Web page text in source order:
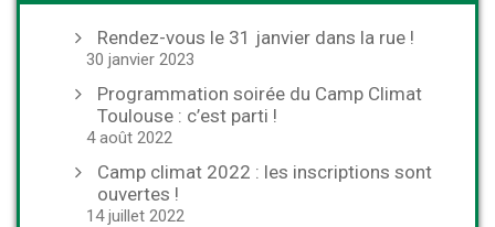
Rendez-vous le 31 janvier dans la rue !
30 janvier 2023
Programmation soirée du Camp Climat
Toulouse : c’est parti !
4 août 2022
Camp climat 2022 : les inscriptions sont
ouvertes !
14 juillet 2022